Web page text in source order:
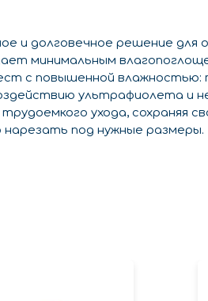
и долговечное решение для
минимальным
с повышенной влажностью:
ультрафиолета и
ухода, сохраняя
под нужные размеры.